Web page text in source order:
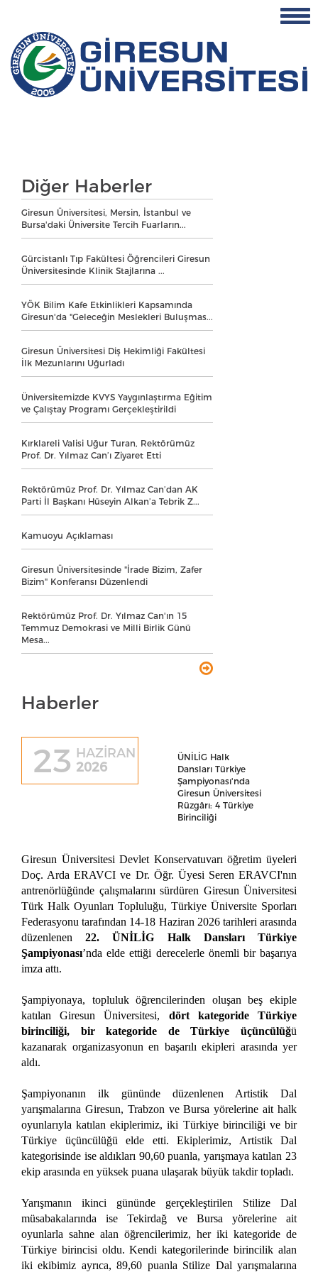
Diğer Haberler
Giresun Üniversitesi, Mersin, İstanbul ve
Bursa'daki Üniversite Tercih Fuarların...
Gürcistanlı Tıp Fakültesi Öğrencileri Giresun
Üniversitesinde Klinik Stajlarına ...
YÖK Bilim Kafe Etkinlikleri Kapsamında
Giresun'da "Geleceğin Meslekleri Buluşmas...
Giresun Üniversitesi Diş Hekimliği Fakültesi
İlk Mezunlarını Uğurladı
Üniversitemizde KVYS Yaygınlaştırma Eğitim
ve Çalıştay Programı Gerçekleştirildi
Kırklareli Valisi Uğur Turan, Rektörümüz
Prof. Dr. Yılmaz Can’ı Ziyaret Etti
Rektörümüz Prof. Dr. Yılmaz Can’dan AK
Parti İl Başkanı Hüseyin Alkan’a Tebrik Z...
Kamuoyu Açıklaması
Giresun Üniversitesinde "İrade Bizim, Zafer
Bizim" Konferansı Düzenlendi
Rektörümüz Prof. Dr. Yılmaz Can'ın 15
Temmuz Demokrasi ve Milli Birlik Günü
Mesa...
Haberler
23 HAZİRAN
2026
ÜNİLİG Halk
Dansları Türkiye
Şampiyonası'nda
Giresun Üniversitesi
Rüzgârı: 4 Türkiye
Birinciliği
Giresun Üniversitesi Devlet Konservatuvarı öğretim üyeleri
Doç. Arda ERAVCI ve Dr. Öğr. Üyesi Seren ERAVCI'nın
antrenörlüğünde çalışmalarını sürdüren Giresun Üniversitesi
Türk Halk Oyunları Topluluğu, Türkiye Üniversite Sporları
Federasyonu tarafından 14-18 Haziran 2026 tarihleri arasında
düzenlenen22. ÜNİLİG Halk Dansları Türkiye
Şampiyonası’nda elde ettiği derecelerle önemli bir başarıya
imza attı.
Şampiyonaya, topluluk öğrencilerinden oluşan beş ekiple
katılan Giresun Üniversitesi, dört kategoride Türkiye
birinciliği, bir kategoride de Türkiye üçüncülüğü
kazanarak organizasyonun en başarılı ekipleri arasında yer
aldı.
Şampiyonanın ilk gününde düzenlenen Artistik Dal
yarışmalarına Giresun, Trabzon ve Bursa yörelerine ait halk
oyunlarıyla katılan ekiplerimiz, iki Türkiye birinciliği ve bir
Türkiye üçüncülüğü elde etti. Ekiplerimiz, Artistik Dal
kategorisinde ise aldıkları 90,60 puanla, yarışmaya katılan 23
ekip arasında en yüksek puana ulaşarak büyük takdir topladı.
Yarışmanın ikinci gününde gerçekleştirilen Stilize Dal
müsabakalarında ise Tekirdağ ve Bursa yörelerine ait
oyunlarla sahne alan öğrencilerimiz, her iki kategoride de
Türkiye birincisi oldu. Kendi kategorilerinde birincilik alan
iki ekibimiz ayrıca, 89,60 puanla Stilize Dal yarışmalarına